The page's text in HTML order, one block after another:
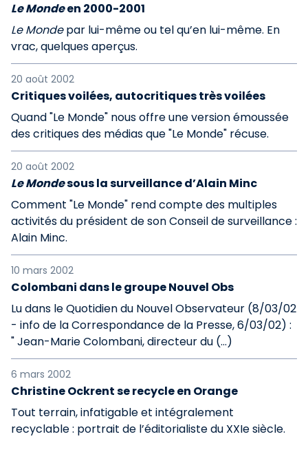
Le Mondeen 2000-2001
Le Mondepar lui-même ou tel qu’en lui-même. En
vrac, quelques aperçus.
20 août 2002
Critiques voilées, autocritiques très voilées
Quand "Le Monde" nous offre une version émoussée
des critiques des médias que "Le Monde" récuse.
20 août 2002
Le Mondesous la surveillance d’Alain Minc
Comment "Le Monde" rend compte des multiples
activités du président de son Conseil de surveillance :
Alain Minc.
10 mars 2002
Colombani dans le groupe Nouvel Obs
Lu dans le Quotidien du Nouvel Observateur (8/03/02
- info de la Correspondance de la Presse, 6/03/02) :
" Jean-Marie Colombani, directeur du (…)
6 mars 2002
Christine Ockrent se recycle en Orange
Tout terrain, infatigable et intégralement
recyclable : portrait de l’éditorialiste du XXIe siècle.